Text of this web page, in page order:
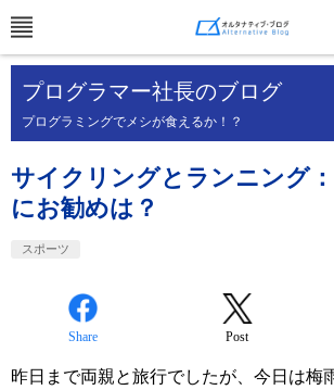
プログラマー社長のブログ
プログラミングでメシが食えるか！？
サイクリングとランニング
にお勧めは？
スポーツ
Share Post
昨日まで両親と旅行でしたが、今日は梅